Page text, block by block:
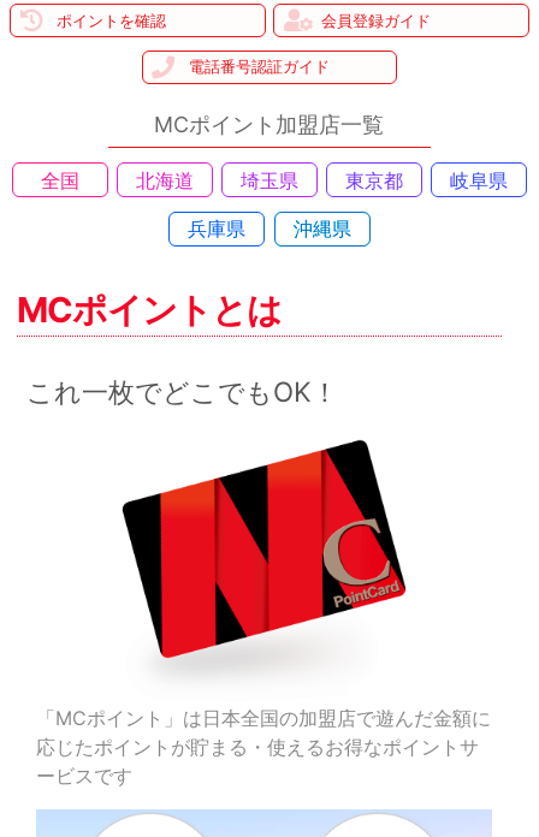
ポイントを確認 会員登録ガイド
電話番号認証ガイド
MCポイント加盟店一覧
全国 北海道 埼玉県 東京都 岐阜県
兵庫県 沖縄県
MCポイントとは
これ一枚でどこでもOK！
「MCポイント」は日本全国の加盟店で遊んだ金額に
応じたポイントが貯まる・使えるお得なポイントサ
ービスです